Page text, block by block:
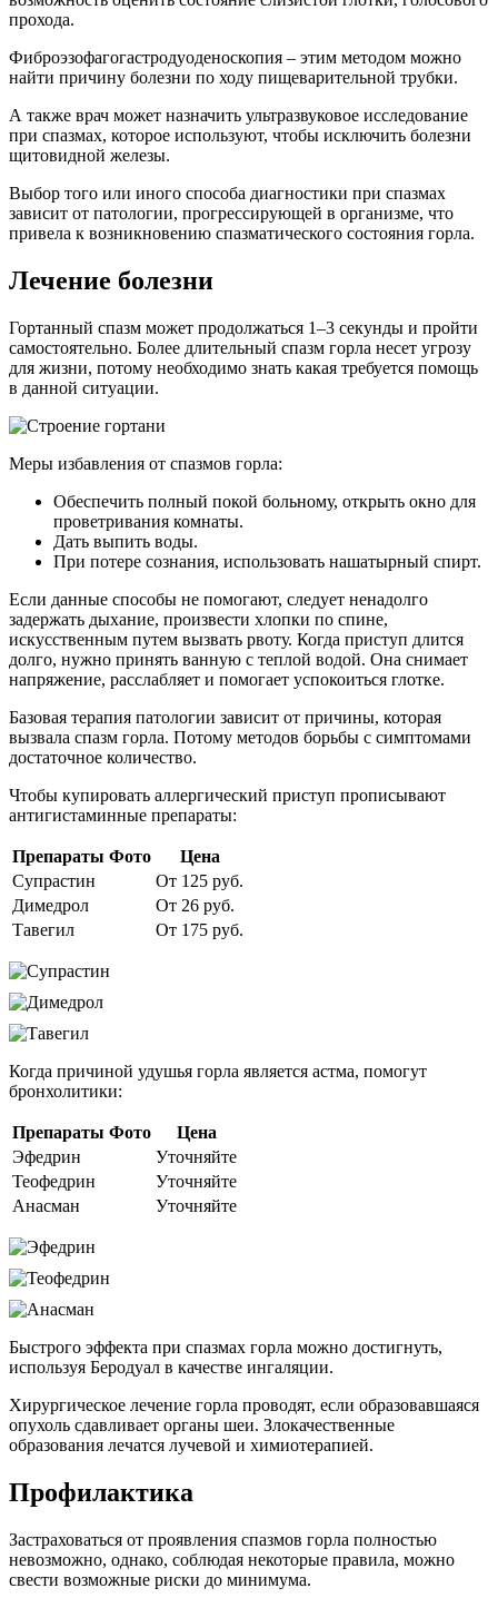
прохода.
Фиброэзофагогастродуоденоскопия – этим методом можно
найти причину болезни по ходу пищеварительной трубки.
А также врач может назначить ультразвуковое исследование
при спазмах, которое используют, чтобы исключить болезни
щитовидной железы.
Выбор того или иного способа диагностики при спазмах
зависит от патологии, прогрессирующей в организме, что
привела к возникновению спазматического состояния горла.
Лечение болезни
Гортанный спазм может продолжаться 1–3 секунды и пройти
самостоятельно. Более длительный спазм горла несет угрозу
для жизни, потому необходимо знать какая требуется помощь
в данной ситуации.
Меры избавления от спазмов горла:
Обеспечить полный покой больному, открыть окно для
проветривания комнаты.
Дать выпить воды.
При потере сознания, использовать нашатырный спирт.
Если данные способы не помогают, следует ненадолго
задержать дыхание, произвести хлопки по спине,
искусственным путем вызвать рвоту. Когда приступ длится
долго, нужно принять ванную с теплой водой. Она снимает
напряжение, расслабляет и помогает успокоиться глотке.
Базовая терапия патологии зависит от причины, которая
вызвала спазм горла. Потому методов борьбы с симптомами
достаточное количество.
Чтобы купировать аллергический приступ прописывают
антигистаминные препараты:
Препараты Фото
Цена
Супрастин
От 125 руб.
Димедрол
От 26 руб.
Тавегил
От 175 руб.
Когда причиной удушья горла является астма, помогут
бронхолитики:
Препараты Фото
Цена
Эфедрин
Уточняйте
Теофедрин
Уточняйте
Анасман
Уточняйте
Быстрого эффекта при спазмах горла можно достигнуть,
используя Беродуал в качестве ингаляции.
Хирургическое лечение горла проводят, если образовавшаяся
опухоль сдавливает органы шеи. Злокачественные
образования лечатся лучевой и химиотерапией.
Профилактика
Застраховаться от проявления спазмов горла полностью
невозможно, однако, соблюдая некоторые правила, можно
свести возможные риски до минимума.